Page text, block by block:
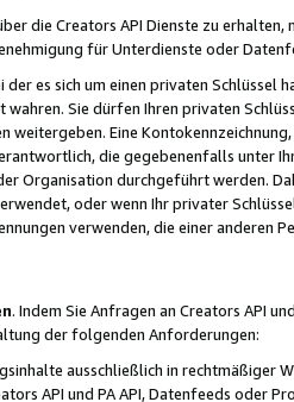
die Creators API Dienste zu
für Unterdienste oder
der es sich um einen privaten
wahren. Sie dürfen Ihren privaten
weitergeben. Eine
die gegebenenfalls unter
Organisation durchgeführt werden.
oder wenn Ihr privater
verwenden, die einer anderen
. Indem Sie Anfragen an Creators API
der folgenden Anforderungen:
ausschließlich in rechtmäßiger
API und PA API, Datenfeeds oder